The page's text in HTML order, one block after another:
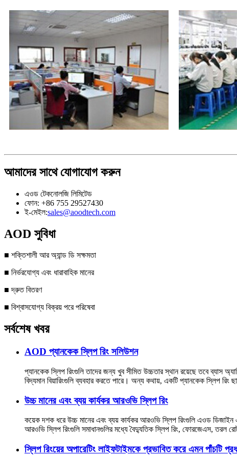
আমাদের সাথে যোগাযোগ করুন
এওড টেকনোলজি লিমিটেড
ফোন: +86 755 29527430
ই-মেইল:sales@aoodtech.com
AOD সুবিধা
■ শক্তিশালী আর অ্যান্ড ডি সক্ষমতা
■ নির্ভরযোগ্য এবং ধারাবাহিক মানের
■ দ্রুত বিতরণ
■ বিশ্বাসযোগ্য বিক্রয় পরে পরিষেবা
সর্বশেষ খবর
AOD প্যানকেক স্লিপ রিং সলিউশন
প্যানকেক স্লিপ রিংগুলি তাদের জন্য খুব সীমিত উচ্চতার স্থান রয়েছে তবে ব্যাস
বিদ্যমান বিয়ারিংগুলি ব্যবহার করতে পারে। অন্য কথায়, একটি প্যানকেক স্লিপ রিং
উচ্চ মানের এবং ব্যয় কার্যকর আরওভি স্লিপ রিং
কয়েক দশক ধরে উচ্চ মানের এবং ব্যয় কার্যকর আরওভি স্লিপ রিংগুলি এওড ডিজাইন
আরওভি স্লিপ রিংগুলি সমাধানগুলির মধ্যে বৈদ্যুতিক স্লিপ রিং, ফোরজেএস, তরল
স্লিপ রিংয়ের অপারেটিং লাইফটাইমকে প্রভাবিত করে এমন পাঁচটি